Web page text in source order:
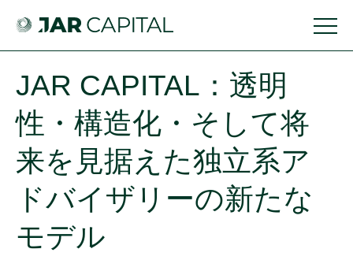
ホ
ー
ム
JAR
投資
助言
規制
情報
SINGAPORE
ホーム
JAR Family Office
私たちについて
チーム紹介
JAR CAPITAL：透明
性・構造化・そして将
来を見据えた独立系ア
ドバイザリーの新たな
モデル